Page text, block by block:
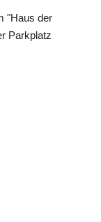
"Haus der
Parkplatz
Sterzing und